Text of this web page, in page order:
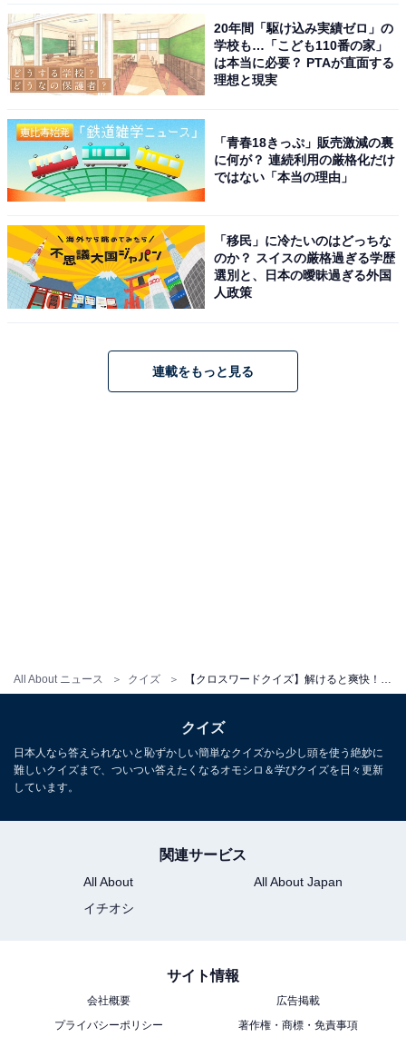
All About ニュース クイズ
20年間「駆け込み実績ゼロ」の
学校も…「こども110番の家」
は本当に必要？ PTAが直面する
理想と現実
「青春18きっぷ」販売激減の裏
に何が？ 連続利用の厳格化だけ
ではない「本当の理由」
「移民」に冷たいのはどっちな
のか？ スイスの厳格過ぎる学歴
選別と、日本の曖昧過ぎる外国
人政策
連載をもっと見る
クイズ
日本人なら答えられないと恥ずかしい簡単なクイズから少し頭を使う絶妙に
難しいクイズまで、ついつい答えたくなるオモシロ＆学びクイズを日々更新
しています。
関連サービス
All About
All About Japan
イチオシ
サイト情報
会社概要
広告掲載
プライバシーポリシー
著作権・商標・免責事項